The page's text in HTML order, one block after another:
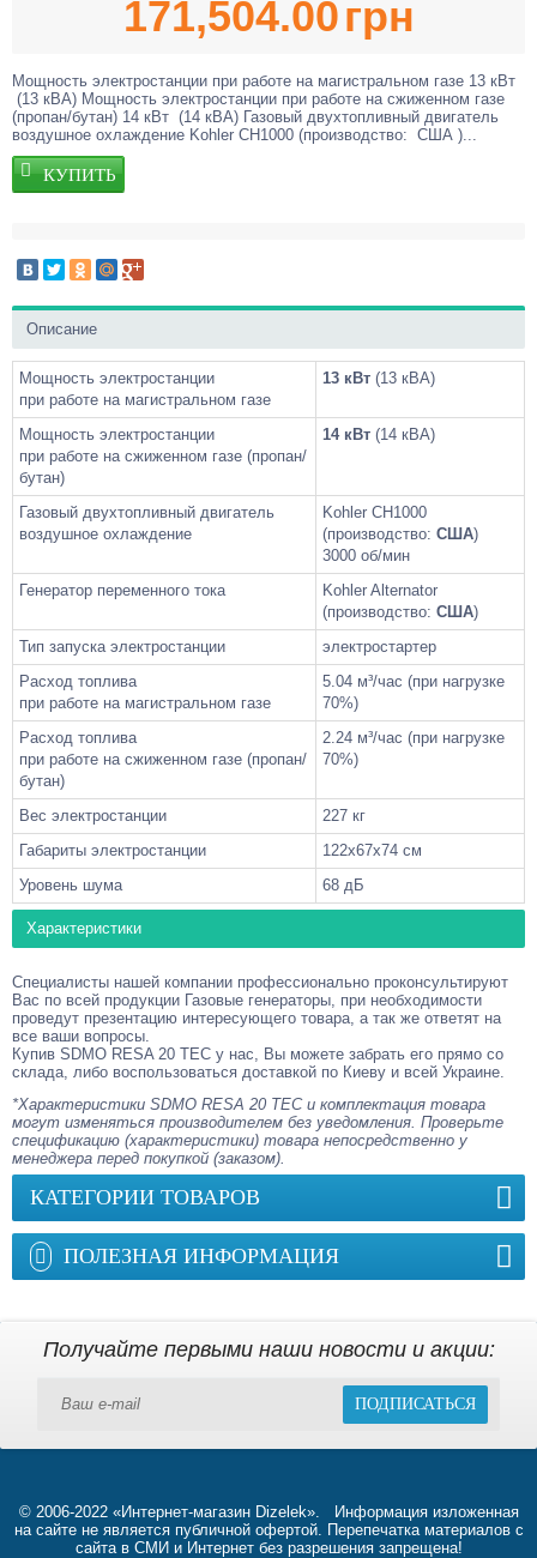
171,504.00грн
Мощность электростанции при работе на магистральном газе 13 кВт
(13 кВА) Мощность электростанции при работе на сжиженном газе
(пропан/бутан) 14 кВт (14 кВА) Газовый двухтопливный двигатель
воздушное охлаждение Kohler CH1000 (производство: США )...
Описание
Мощность электростанции
при работе на магистральном газе
13 кВт (13 кВА)
Мощность электростанции
при работе на сжиженном газе (пропан/
бутан)
14 кВт (14 кВА)
Газовый двухтопливный двигатель
воздушное охлаждение
Kohler CH1000
(производство: США)
3000 об/мин
Генератор переменного тока
Kohler Alternator
(производство: США)
Тип запуска электростанции
электростартер
Расход топлива
при работе на магистральном газе
5.04 м³/час (при нагрузке
70%)
Расход топлива
при работе на сжиженном газе (пропан/
бутан)
2.24 м³/час (при нагрузке
70%)
Вес электростанции
227 кг
Габариты электростанции
122x67x74 см
Уровень шума
68 дБ
Характеристики
Специалисты нашей компании профессионально проконсультируют
Вас по всей продукции Газовые генераторы , при необходимости
проведут презентацию интересующего товара, а так же ответят на
все ваши вопросы.
Купив SDMO RESA 20 TEC у нас, Вы можете забрать его прямо со
склада, либо воспользоваться доставкой по Киеву и всей Украине.
*Характеристики SDMO RESA 20 TEC и комплектация товара
могут изменяться производителем без уведомления. Проверьте
спецификацию (характеристики) товара непосредственно у
менеджера перед покупкой (заказом).
КАТЕГОРИИ ТОВАРОВ
ПОЛЕЗНАЯ ИНФОРМАЦИЯ
Получайте первыми наши новости и акции:
ПОДПИСАТЬСЯ
© 2006-2022 «Интернет-магазин Dizelek». Информация изложенная
на сайте не является публичной офертой. Перепечатка материалов с
сайта в СМИ и Интернет без разрешения запрещена!